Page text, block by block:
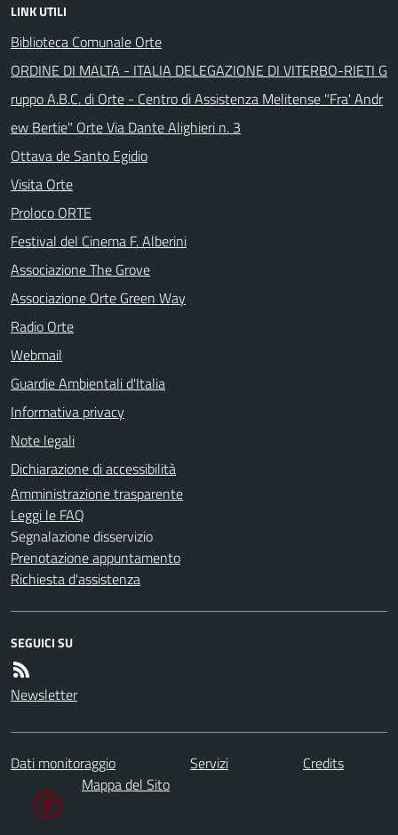
LINK UTILI
Biblioteca Comunale Orte
ORDINE DI MALTA - ITALIA DELEGAZIONE DI VITERBO-RIETI G
ruppo A.B.C. di Orte - Centro di Assistenza Melitense "Fra' Andr
ew Bertie" Orte Via Dante Alighieri n. 3
Ottava de Santo Egidio
Visita Orte
Proloco ORTE
Festival del Cinema F. Alberini
Associazione The Grove
Associazione Orte Green Way
Radio Orte
Webmail
Guardie Ambientali d'Italia
Informativa privacy
Note legali
Dichiarazione di accessibilità
Amministrazione trasparente
Leggi le FAQ
Segnalazione disservizio
Prenotazione appuntamento
Richiesta d'assistenza
SEGUICI SU
Newsletter
Dati monitoraggio Servizi
Credits
Mappa del Sito